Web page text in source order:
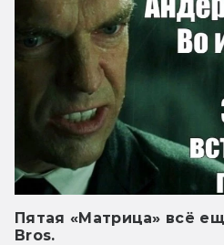
Пятая «Матрица» всё
Bros.